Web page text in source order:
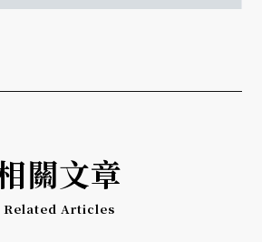
關文章
Related Articles